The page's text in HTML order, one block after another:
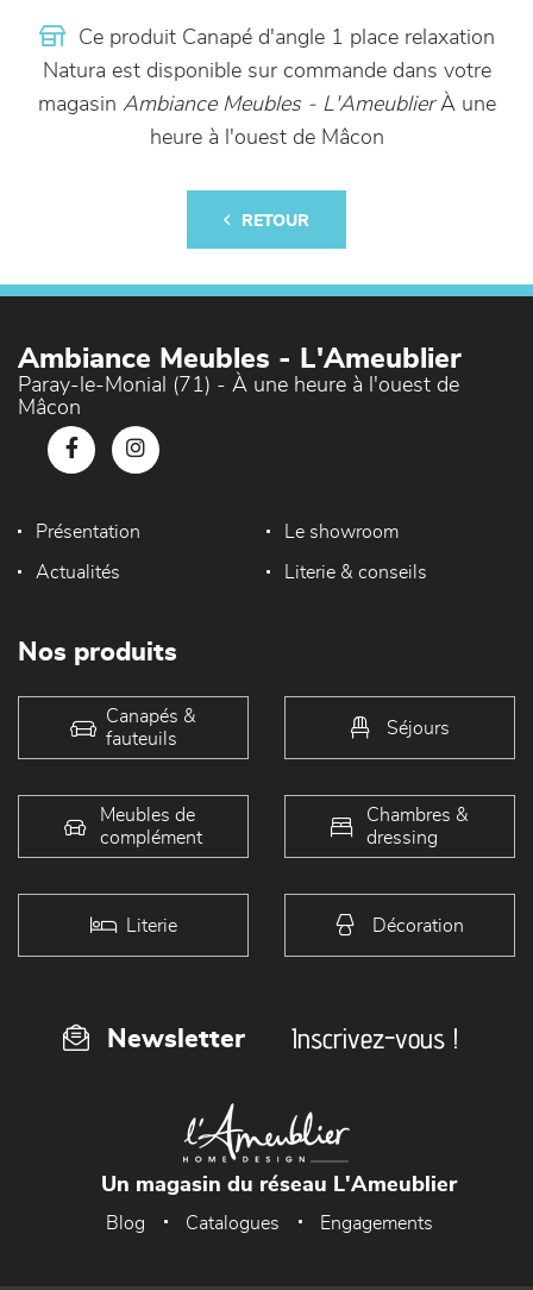
Ce produit Canapé d'angle 1 place relaxation
Natura est disponible sur commande dans votre
magasin Ambiance Meubles - L'AmeublierÀ une
heure à l'ouest de Mâcon
RETOUR
Ambiance Meubles - L'Ameublier
Paray-le-Monial (71) - À une heure à l'ouest de
Mâcon
Présentation Le showroom
Actualités Literie & conseils
Nos produits
Canapés &
fauteuils
Séjours
Meubles de
complément
Chambres &
dressing
Literie Décoration
Newsletter Inscrivez-vous !
Un magasin du réseau L'Ameublier
Blog Catalogues Engagements